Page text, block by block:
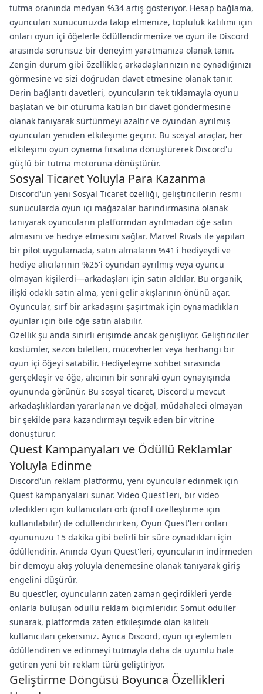
tutma oranında medyan %34 artış gösteriyor. Hesap bağlama,
oyuncuları sunucunuzda takip etmenize, topluluk katılımı için
onları oyun içi öğelerle ödüllendirmenize ve oyun ile Discord
arasında sorunsuz bir deneyim yaratmanıza olanak tanır.
Zengin durum gibi özellikler, arkadaşlarınızın ne oynadığınızı
görmesine ve sizi doğrudan davet etmesine olanak tanır.
Derin bağlantı davetleri, oyuncuların tek tıklamayla oyunu
başlatan ve bir oturuma katılan bir davet göndermesine
olanak tanıyarak sürtünmeyi azaltır ve oyundan ayrılmış
oyuncuları yeniden etkileşime geçirir. Bu sosyal araçlar, her
etkileşimi oyun oynama fırsatına dönüştürerek Discord'u
güçlü bir tutma motoruna dönüştürür.
Sosyal Ticaret Yoluyla Para Kazanma
Discord'un yeni Sosyal Ticaret özelliği, geliştiricilerin resmi
sunucularda oyun içi mağazalar barındırmasına olanak
tanıyarak oyuncuların platformdan ayrılmadan öğe satın
almasını ve hediye etmesini sağlar. Marvel Rivals ile yapılan
bir pilot uygulamada, satın almaların %41'i hediyeydi ve
hediye alıcılarının %25'i oyundan ayrılmış veya oyuncu
olmayan kişilerdi—arkadaşları için satın aldılar. Bu organik,
ilişki odaklı satın alma, yeni gelir akışlarının önünü açar.
Oyuncular, sırf bir arkadaşını şaşırtmak için oynamadıkları
oyunlar için bile öğe satın alabilir.
Özellik şu anda sınırlı erişimde ancak genişliyor. Geliştiriciler
kostümler, sezon biletleri, mücevherler veya herhangi bir
oyun içi öğeyi satabilir. Hediyeleşme sohbet sırasında
gerçekleşir ve öğe, alıcının bir sonraki oyun oynayışında
oyununda görünür. Bu sosyal ticaret, Discord'u mevcut
arkadaşlıklardan yararlanan ve doğal, müdahaleci olmayan
bir şekilde para kazandırmayı teşvik eden bir vitrine
dönüştürür.
Quest Kampanyaları ve Ödüllü Reklamlar
Yoluyla Edinme
Discord'un reklam platformu, yeni oyuncular edinmek için
Quest kampanyaları sunar. Video Quest'leri, bir video
izledikleri için kullanıcıları orb (profil özelleştirme için
kullanılabilir) ile ödüllendirirken, Oyun Quest'leri onları
oyununuzu 15 dakika gibi belirli bir süre oynadıkları için
ödüllendirir. Anında Oyun Quest'leri, oyuncuların indirmeden
bir demoyu akış yoluyla denemesine olanak tanıyarak giriş
engelini düşürür.
Bu quest'ler, oyuncuların zaten zaman geçirdikleri yerde
onlarla buluşan ödüllü reklam biçimleridir. Somut ödüller
sunarak, platformda zaten etkileşimde olan kaliteli
kullanıcıları çekersiniz. Ayrıca Discord, oyun içi eylemleri
ödüllendiren ve edinmeyi tutmayla daha da uyumlu hale
getiren yeni bir reklam türü geliştiriyor.
Geliştirme Döngüsü Boyunca Özellikleri